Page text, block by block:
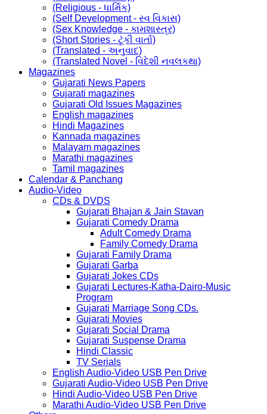
(Religious - ધાર્મિક)
(Self Development - સ્વ વિકાસ)
(Sex Knowledge - કામશાસ્ત્ર)
(Short Stories - ટૂંકી વાર્તા)
(Translated - અનુવાદ)
(Translated Novel - વિદેશી નવલકથા)
Magazines
Gujarati News Papers
Gujarati magazines
Gujarati Old Issues Magazines
English magazines
Hindi Magazines
Kannada magazines
Malayam magazines
Marathi magazines
Tamil magazines
Calendar & Panchang
Audio-Video
CDs & DVDS
Gujarati Bhajan & Jain Stavan
Gujarati Comedy Drama
Adult Comedy Drama
Family Comedy Drama
Gujarati Family Drama
Gujarati Garba
Gujarati Jokes CDs
Gujarati Lectures-Katha-Dairo-Music
Program
Gujarati Marriage Song CDs.
Gujarati Movies
Gujarati Social Drama
Gujarati Suspense Drama
Hindi Classic
TV Serials
English Audio-Video USB Pen Drive
Gujarati Audio-Video USB Pen Drive
Hindi Audio-Video USB Pen Drive
Marathi Audio-Video USB Pen Drive